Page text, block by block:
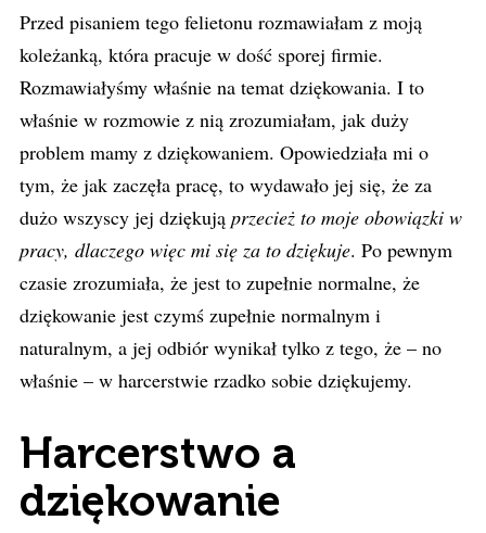
Przed pisaniem tego felietonu rozmawiałam z moją
koleżanką, która pracuje w dość sporej firmie.
Rozmawiałyśmy właśnie na temat dziękowania. I to
właśnie w rozmowie z nią zrozumiałam, jak duży
problem mamy z dziękowaniem. Opowiedziała mi o
tym, że jak zaczęła pracę, to wydawało jej się, że za
dużo wszyscy jej dziękują przecież to moje obowiązki w
pracy, dlaczego więc mi się za to dziękuje. Po pewnym
czasie zrozumiała, że jest to zupełnie normalne, że
dziękowanie jest czymś zupełnie normalnym i
naturalnym, a jej odbiór wynikał tylko z tego, że – no
właśnie – w harcerstwie rzadko sobie dziękujemy.
Harcerstwo a
dziękowanie